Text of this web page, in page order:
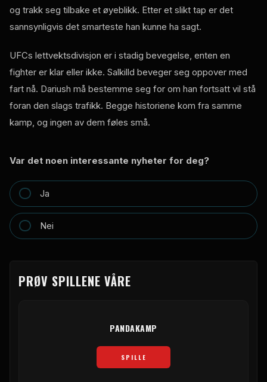
og trakk seg tilbake et øyeblikk. Etter et slikt tap er det
sannsynligvis det smarteste han kunne ha sagt.
UFCs lettvektsdivisjon er i stadig bevegelse, enten en
fighter er klar eller ikke. Salkilld beveger seg oppover med
fart nå. Dariush må bestemme seg for om han fortsatt vil stå
foran den slags trafikk. Begge historiene kom fra samme
kamp, ​​og ingen av dem føles små.
Var det noen interessante nyheter for deg?
Ja
Nei
PRØV SPILLENE VÅRE
PANDAKAMP
SPILLE